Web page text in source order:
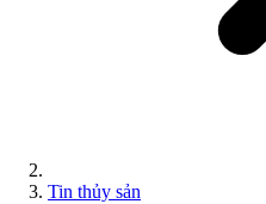
Tin thủy sản